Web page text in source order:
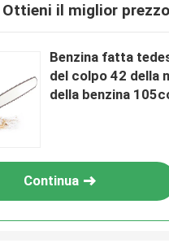
Invia
Ottieni il miglior
Benzina fatta
del colpo 42 della
della benzina
Continua